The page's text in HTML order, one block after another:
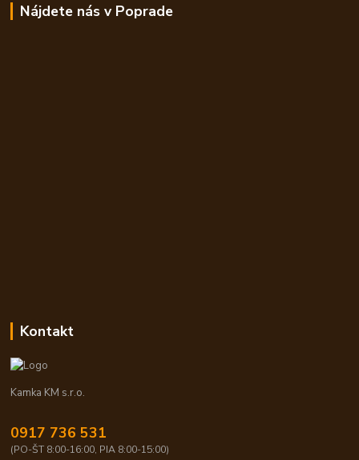
Nájdete nás v Poprade
Kontakt
Kamka KM s.r.o.
0917 736 531
(PO-ŠT 8:00-16:00, PIA 8:00-15:00)